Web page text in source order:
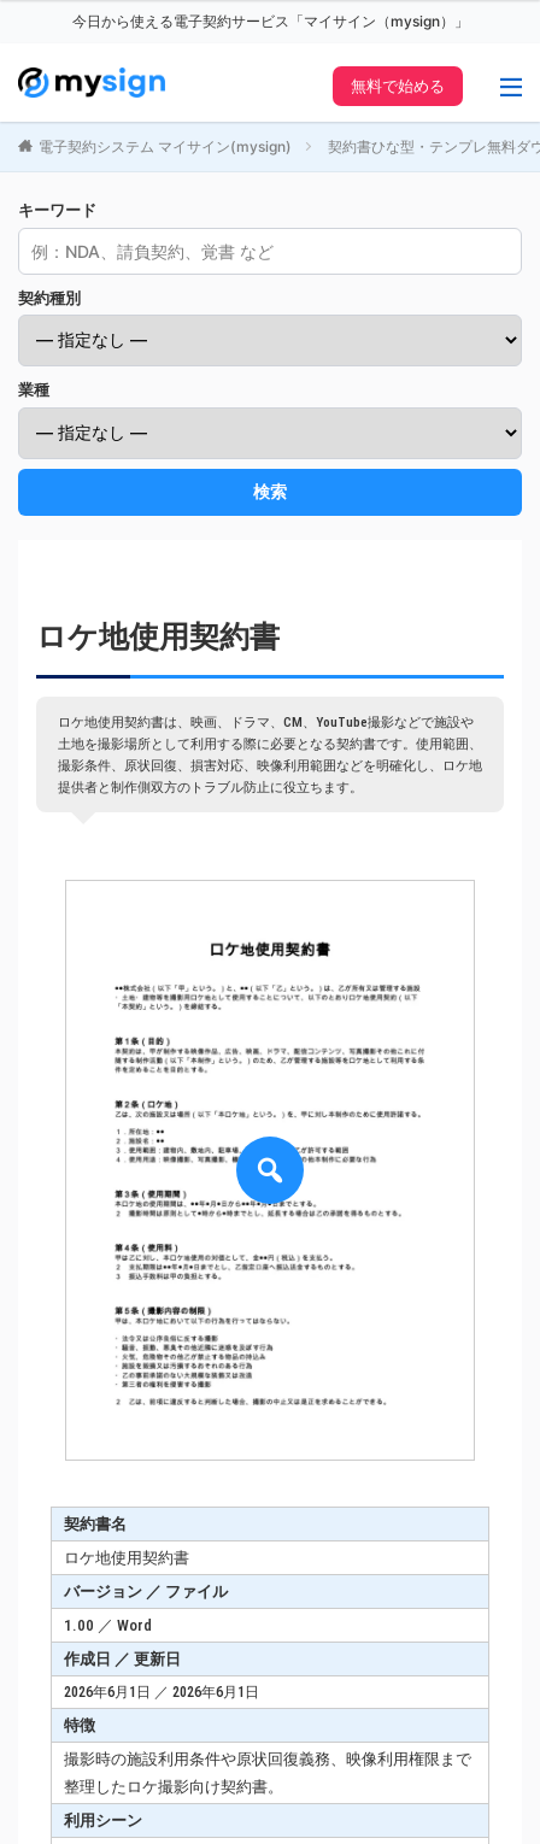
今日から使える電子契約サービス「マイサイン（mysign）」
無料で始める
電子契約システム マイサイン(mysign) 契約書ひな型・テンプレ無料ダ
キーワード
契約種別
業種
検索
ロケ地使用契約書
ロケ地使用契約書は、映画、ドラマ、CM、YouTube撮影などで施設や
土地を撮影場所として利用する際に必要となる契約書です。使用範囲、
撮影条件、原状回復、損害対応、映像利用範囲などを明確化し、ロケ地
提供者と制作側双方のトラブル防止に役立ちます。
契約書名
ロケ地使用契約書
バージョン ／ ファイル
1.00 ／ Word
作成日 ／ 更新日
2026年6月1日 ／ 2026年6月1日
特徴
撮影時の施設利用条件や原状回復義務、映像利用権限まで
整理したロケ撮影向け契約書。
利用シーン